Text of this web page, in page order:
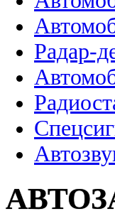
Радар-